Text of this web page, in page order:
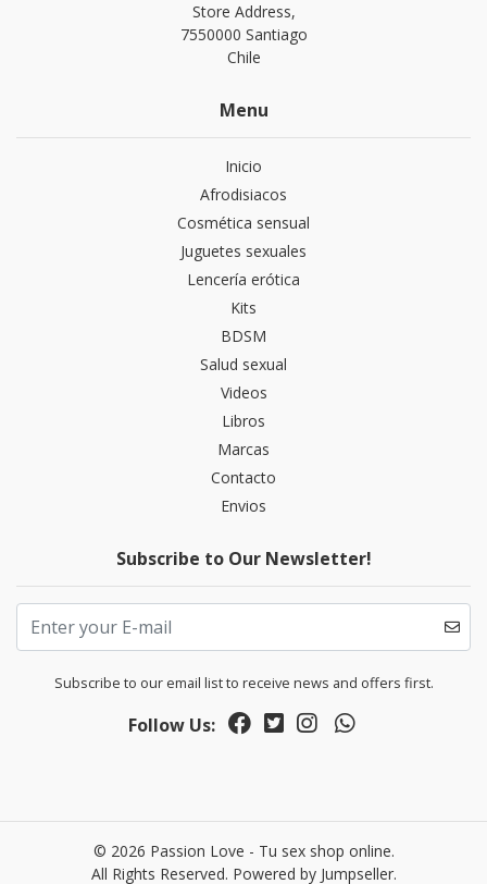
Store Address,
7550000 Santiago
Chile
Menu
Inicio
Afrodisiacos
Cosmética sensual
Juguetes sexuales
Lencería erótica
Kits
BDSM
Salud sexual
Videos
Libros
Marcas
Contacto
Envios
Subscribe to Our Newsletter!
Subscribe to our email list to receive news and offers first.
Follow Us:
© 2026 Passion Love - Tu sex shop online.
All Rights Reserved. Powered by Jumpseller.